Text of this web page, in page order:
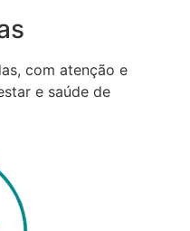
com atenção e
e saúde de